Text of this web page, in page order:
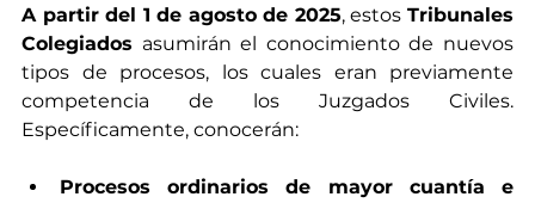
A partir del 1 de agosto de 2025, estos Tribunales
Colegiados asumirán el conocimiento de nuevos
tipos de procesos, los cuales eran previamente
competencia de los Juzgados Civiles.
Específicamente, conocerán:
Procesos ordinarios de mayor cuantía e